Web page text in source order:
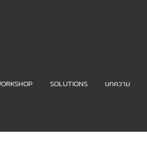
SOLUTIONS บทความ